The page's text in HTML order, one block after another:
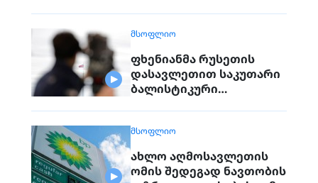
ᲛᲡᲝᲤᲚᲘᲝ
ფხენიანმა რუსეთის
დასავლეთით საკუთარი
ბალისტიკური
ᲛᲡᲝᲤᲚᲘᲝ
ახლო აღმოსავლეთის
ომის შედეგად ნავთობის